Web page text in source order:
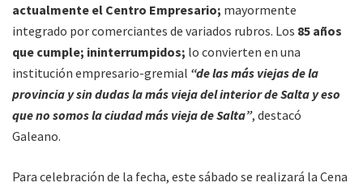
actualmente el Centro Empresario; mayormente
integrado por comerciantes de variados rubros. Los 85 años
que cumple; ininterrumpidos; lo convierten en una
institución empresario-gremial “de las más viejas de la
provincia y sin dudas la más vieja del interior de Salta y eso
que no somos la ciudad más vieja de Salta”, destacó
Galeano.
Para celebración de la fecha, este sábado se realizará la Cena